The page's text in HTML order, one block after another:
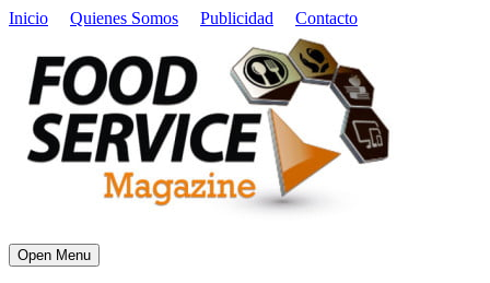
Inicio Quienes Somos Publicidad Contacto
Open Menu